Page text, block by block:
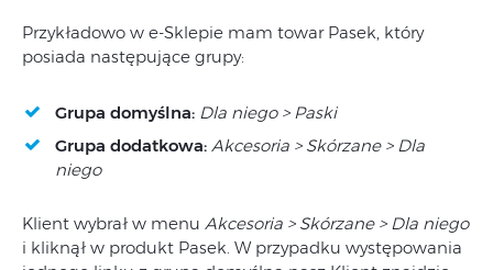
Przykładowo w e-Sklepie mam towar Pasek, który
posiada następujące grupy:
Grupa domyślna: Dla niego > Paski
Grupa dodatkowa: Akcesoria > Skórzane > Dla
niego
Klient wybrał w menu Akcesoria > Skórzane > Dla niego
i kliknął w produkt Pasek. W przypadku występowania